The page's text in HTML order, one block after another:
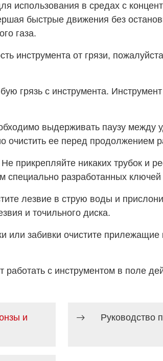
использования в средах с
быстрые движения без
газа.
инструмента от грязи,
грязь с инструмента.
выдерживать паузу между
очистить ее перед продолжением
прикрепляйте никаких трубок и
разработанных ключей
лезвие в струю воды и
и точильного диска.
забивки очистите прилежащие
с инструментом в поле
и
Руководство